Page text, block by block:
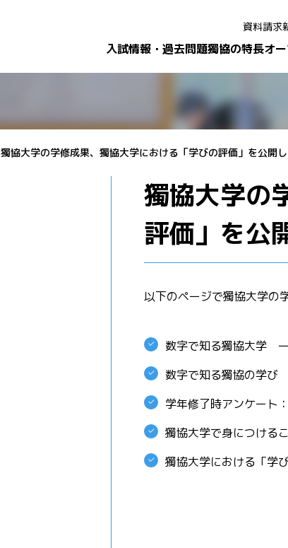
資料請求
入試情報・過去問題獨協の特長オ
獨協大学の学修成果、獨協大学における「学びの評価」を公開
獨協大学の
評価」を公
以下のページで獨協大学の
数字で知る獨協大学
数字で知る獨協の学び
学年修了時アンケート
獨協大学で身につける
獨協大学における「学